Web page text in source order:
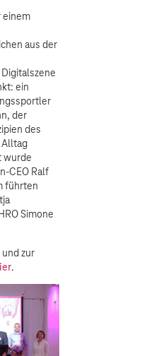
einem
aus der
ein
der
des
Alltag
wurde
CEO Ralf
führten
Simone
zur
.